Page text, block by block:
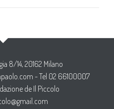
8/14, 20162 Milano
- Tel 02 66100007
de Il Piccolo